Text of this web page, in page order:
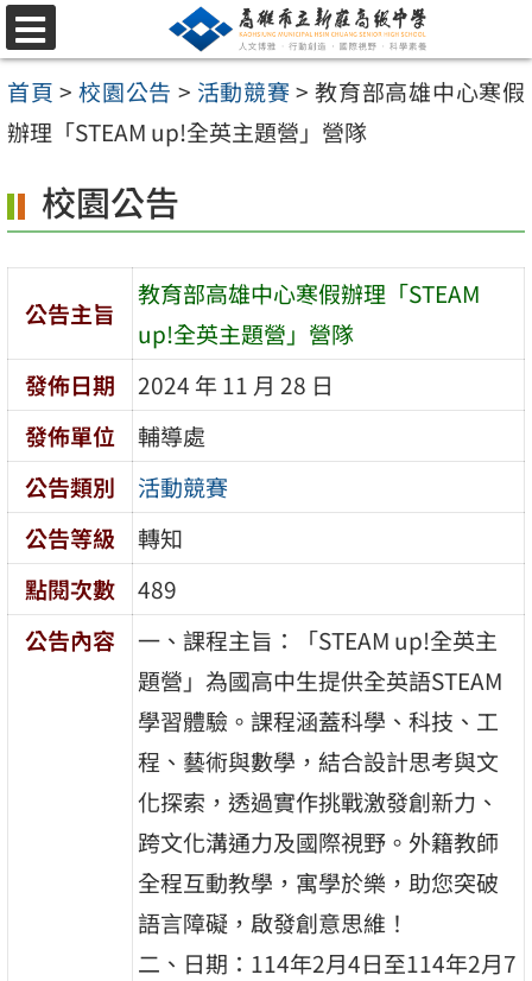
跳
至
主
要
容
區
選
單
首頁 > 校園公告 > 活動競賽 > 教育部高雄中心寒假
辦理「STEAM up!全英主題營」營隊
校園公告
公告主旨
教育部高雄中心寒假辦理「STEAM
up!全英主題營」營隊
發佈日期
2024 年 11 月 28 日
發佈單位
輔導處
公告類別
活動競賽
公告等級
轉知
點閱次數
489
公告內容
一、課程主旨：「STEAM up!全英主
題營」為國高中生提供全英語STEAM
學習體驗。課程涵蓋科學、科技、工
程、藝術與數學，結合設計思考與文
化探索，透過實作挑戰激發創新力、
跨文化溝通力及國際視野。外籍教師
全程互動教學，寓學於樂，助您突破
語言障礙，啟發創意思維！
二、日期：114年2月4日至114年2月7